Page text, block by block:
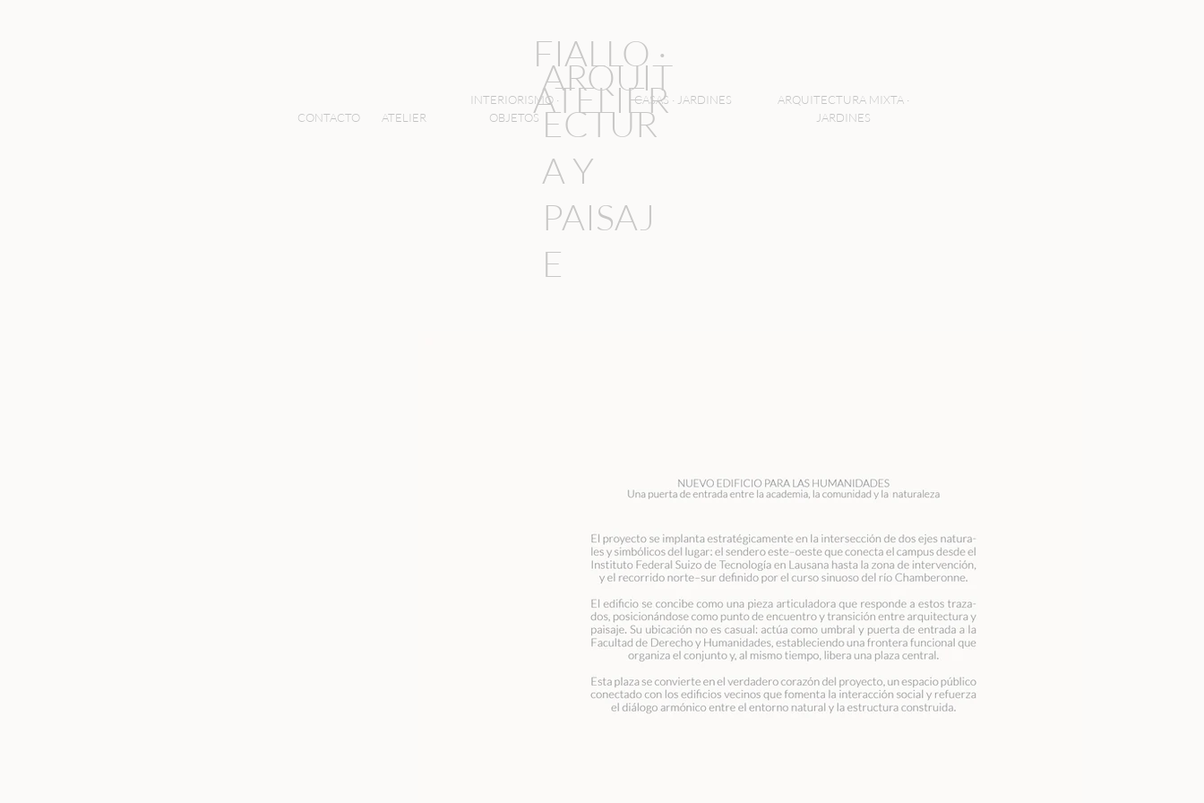
CONTACTO ATELIER
CASAS · JARDINES
ARQUITECTURA MIXTA ·
JARDINES
INTERIORISMO ·
OBJETOS
ARQUIT
ECTUR
A Y
PAISAJ
E
FIALLO ·
ATELIER